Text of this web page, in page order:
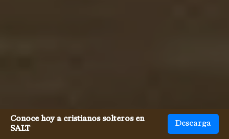
Conoce hoy a cristianos solteros en
SALT
Descarga